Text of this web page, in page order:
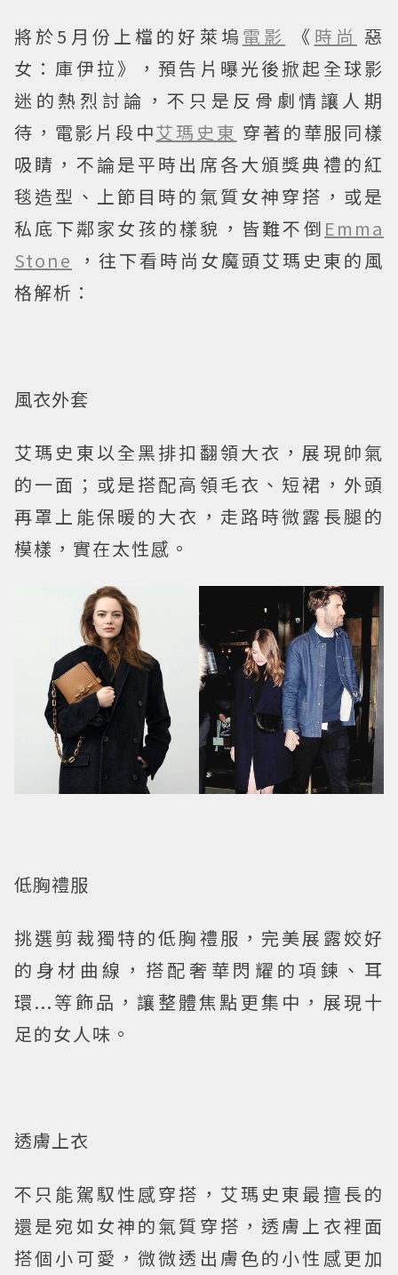
將於5月份上檔的好萊塢電影 《 時尚 惡
女：庫伊拉》，預告片曝光後掀起全球影
迷的熱烈討論，不只是反骨劇情讓人期
待，電影片段中艾瑪史東 穿著的華服同樣
吸睛，不論是平時出席各大頒獎典禮的紅
毯造型、上節目時的氣質女神穿搭，或是
私底下鄰家女孩的樣貌，皆難不倒 Emma
Stone
，往下看時尚女魔頭艾瑪史東的風
格解析：
風衣外套
艾瑪史東以全黑排扣翻領大衣，展現帥氣
的一面；或是搭配高領毛衣、短裙，外頭
再罩上能保暖的大衣，走路時微露長腿的
模樣，實在太性感。
低胸禮服
挑選剪裁獨特的低胸禮服，完美展露姣好
的身材曲線，搭配奢華閃耀的項鍊、耳
環...等飾品，讓整體焦點更集中，展現十
足的女人味。
透膚上衣
不只能駕馭性感穿搭，艾瑪史東最擅長的
還是宛如女神的氣質穿搭，透膚上衣裡面
搭個小可愛，微微透出膚色的小性感更加